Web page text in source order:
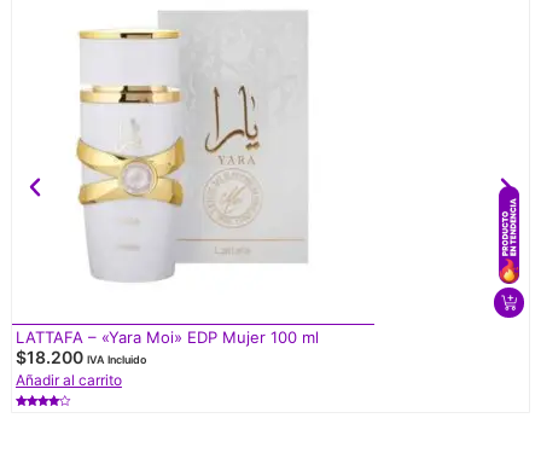
LATTAFA – «Yara Moi» EDP Mujer 100 ml
$18.200 IVA Incluido
Añadir al carrito